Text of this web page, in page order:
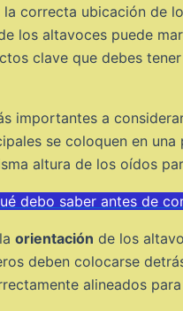
correcta ubicación de
los altavoces puede
clave que debes
importantes a
se coloquen en
altura de los oídos
debo saber antes de
orientación de los
deben colocarse
alineados